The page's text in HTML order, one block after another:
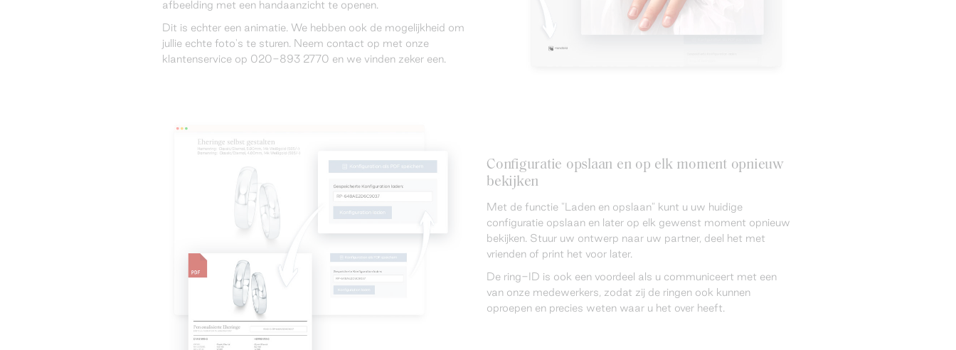
afbeelding met een handaanzicht te openen.
Dit is echter een animatie. We hebben ook de mogelijkheid om
jullie echte foto's te sturen. Neem contact op met onze
klantenservice op 020-893 2770 en we vinden zeker een.
Configuratie opslaan en op elk moment opnieuw
bekijken
Met de functie "Laden en opslaan" kunt u uw huidige
configuratie opslaan en later op elk gewenst moment opnieuw
bekijken. Stuur uw ontwerp naar uw partner, deel het met
vrienden of print het voor later.
De ring-ID is ook een voordeel als u communiceert met een
van onze medewerkers, zodat zij de ringen ook kunnen
oproepen en precies weten waar u het over heeft.